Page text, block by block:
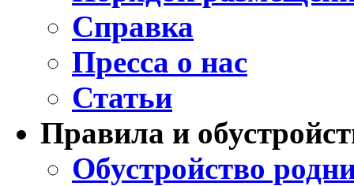
Справка
Пресса о нас
Статьи
Правила и
Обустройство